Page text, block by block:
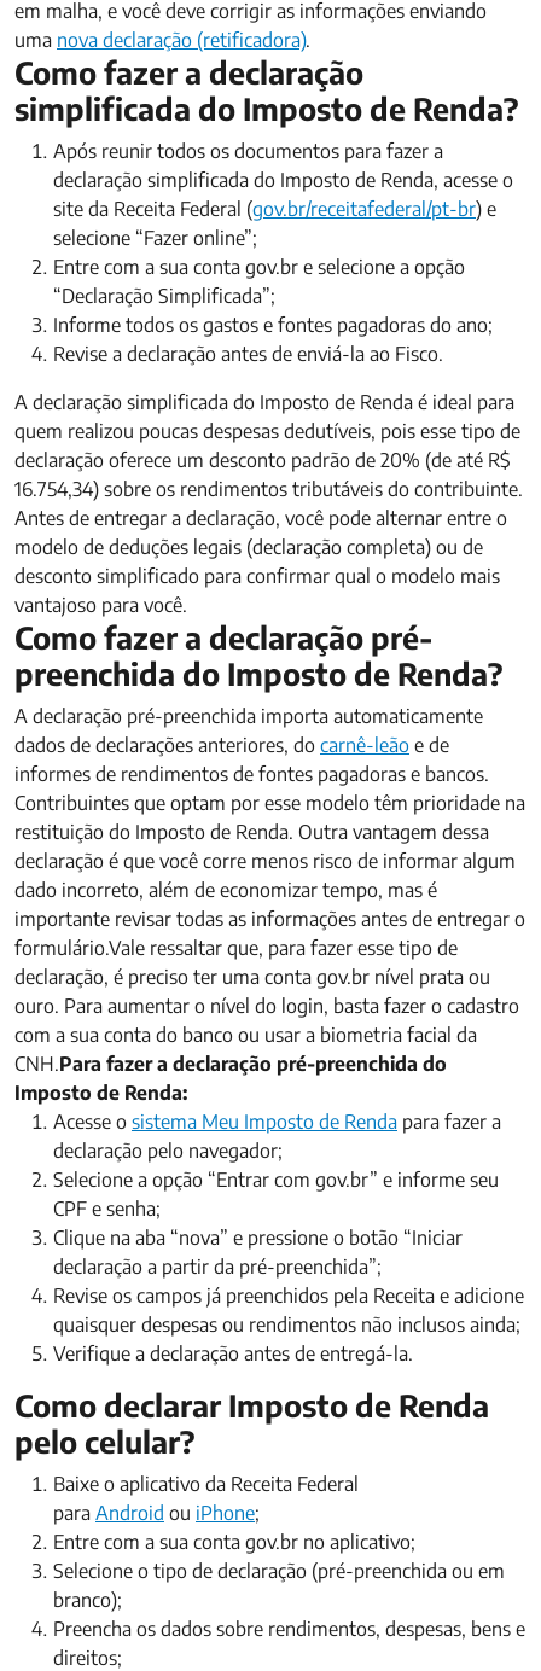
em malha, e você deve corrigir as informações enviando
uma nova declaração (retificadora).
Como fazer a declaração
simplificada do Imposto de Renda?
Após reunir todos os documentos para fazer a
declaração simplificada do Imposto de Renda, acesse o
site da Receita Federal (gov.br/receitafederal/pt-br) e
selecione “Fazer online”;
Entre com a sua conta gov.br e selecione a opção
“Declaração Simplificada”;
Informe todos os gastos e fontes pagadoras do ano;
Revise a declaração antes de enviá-la ao Fisco.
A declaração simplificada do Imposto de Renda é ideal para
quem realizou poucas despesas dedutíveis, pois esse tipo de
declaração oferece um desconto padrão de 20% (de até R$
16.754,34) sobre os rendimentos tributáveis do contribuinte.
Antes de entregar a declaração, você pode alternar entre o
modelo de deduções legais (declaração completa) ou de
desconto simplificado para confirmar qual o modelo mais
vantajoso para você.
Como fazer a declaração pré-
preenchida do Imposto de Renda?
A declaração pré-preenchida importa automaticamente
dados de declarações anteriores, do carnê-leão e de
informes de rendimentos de fontes pagadoras e bancos.
Contribuintes que optam por esse modelo têm prioridade na
restituição do Imposto de Renda. Outra vantagem dessa
declaração é que você corre menos risco de informar algum
dado incorreto, além de economizar tempo, mas é
importante revisar todas as informações antes de entregar o
formulário.Vale ressaltar que, para fazer esse tipo de
declaração, é preciso ter uma conta gov.br nível prata ou
ouro. Para aumentar o nível do login, basta fazer o cadastro
com a sua conta do banco ou usar a biometria facial da
CNH.Para fazer a declaração pré-preenchida do
Imposto de Renda:
Acesse o sistema Meu Imposto de Renda para fazer a
declaração pelo navegador;
Selecione a opção “Entrar com gov.br” e informe seu
CPF e senha;
Clique na aba “nova” e pressione o botão “Iniciar
declaração a partir da pré-preenchida”;
Revise os campos já preenchidos pela Receita e adicione
quaisquer despesas ou rendimentos não inclusos ainda;
Verifique a declaração antes de entregá-la.
Como declarar Imposto de Renda
pelo celular?
Baixe o aplicativo da Receita Federal
para Android ou iPhone;
Entre com a sua conta gov.br no aplicativo;
Selecione o tipo de declaração (pré-preenchida ou em
branco);
Preencha os dados sobre rendimentos, despesas, bens e
direitos;